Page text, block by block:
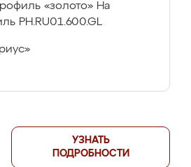
«золото» На
РН.RU01.600.GL
УЗНАТЬ
ПОДРОБНОСТИ